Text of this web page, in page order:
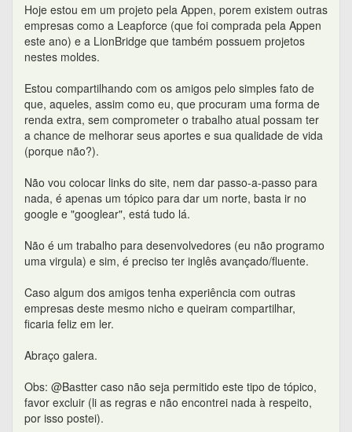
Hoje estou em um projeto pela Appen, porem existem outras
empresas como a Leapforce (que foi comprada pela Appen
este ano) e a LionBridge que também possuem projetos
nestes moldes.
Estou compartilhando com os amigos pelo simples fato de
que, aqueles, assim como eu, que procuram uma forma de
renda extra, sem comprometer o trabalho atual possam ter
a chance de melhorar seus aportes e sua qualidade de vida
(porque não?).
Não vou colocar links do site, nem dar passo-a-passo para
nada, é apenas um tópico para dar um norte, basta ir no
google e "googlear", está tudo lá.
Não é um trabalho para desenvolvedores (eu não programo
uma virgula) e sim, é preciso ter inglês avançado/fluente.
Caso algum dos amigos tenha experiência com outras
empresas deste mesmo nicho e queiram compartilhar,
ficaria feliz em ler.
Abraço galera.
Obs: @Bastter caso não seja permitido este tipo de tópico,
favor excluir (li as regras e não encontrei nada à respeito,
por isso postei).